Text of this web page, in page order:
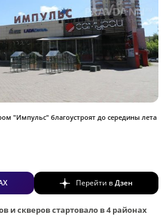
"Импульс" благоустроят до середины лета
Перейти вДзен
и скверов стартовало в 4 районах